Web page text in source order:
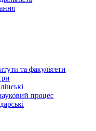
та факультети
процес